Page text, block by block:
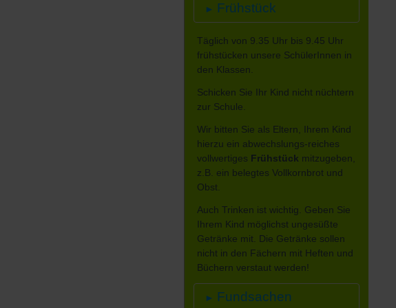
► Frühstück
Täglich von 9.35 Uhr bis 9.45 Uhr
frühstücken unsere SchülerInnen in
den Klassen.
Schicken Sie Ihr Kind nicht nüchtern
zur Schule.
Wir bitten Sie als Eltern, Ihrem Kind
hierzu ein abwechslungs-reiches
vollwertiges Frühstück mitzugeben,
z.B. ein belegtes Vollkornbrot und
Obst.
Auch Trinken ist wichtig. Geben Sie
Ihrem Kind möglichst ungesüßte
Getränke mit. Die Getränke sollen
nicht in den Fächern mit Heften und
Büchern verstaut werden!
► Fundsachen